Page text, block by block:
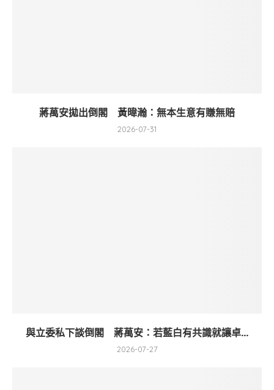
蔣萬安拋出倒閣 黃暐瀚：無本生意有賺無賠
2026-07-31
與立委私下談倒閣 蔣萬安：若藍白有共識就讓卓...
2026-07-27